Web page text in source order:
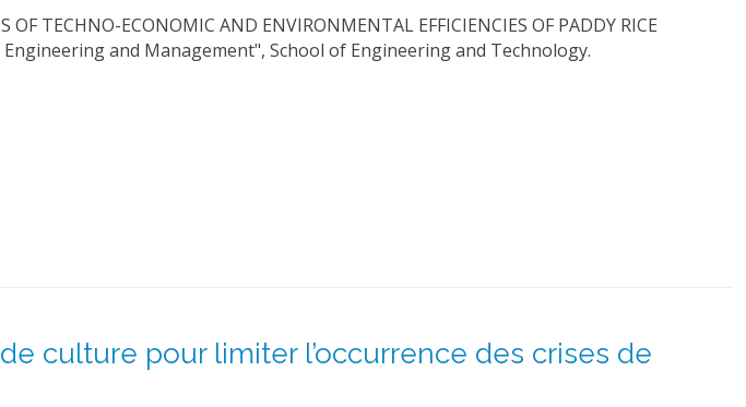
TECHNO-ECONOMIC AND ENVIRONMENTAL EFFICIENCIES OF PADDY RICE
and Management", School of Engineering and Technology.
culture pour limiter l’occurrence des crises de